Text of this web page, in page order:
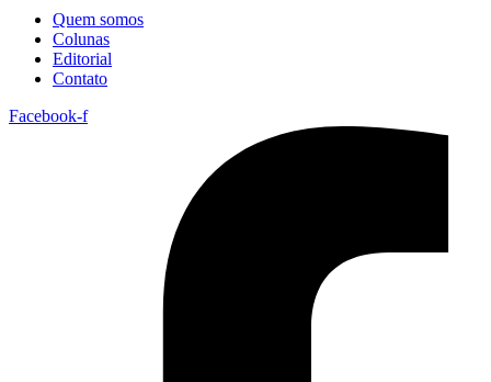
Quem somos
Colunas
Editorial
Contato
Facebook-f